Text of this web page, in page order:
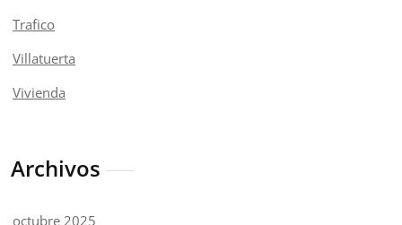
Trafico
Villatuerta
Vivienda
Archivos
octubre 2025